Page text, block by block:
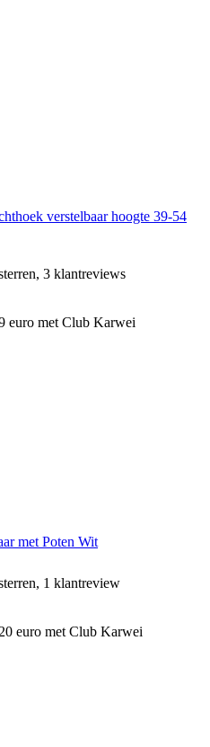
verstelbaar hoogte 39-54
3 klantreviews
euro met Club Karwei
met Poten Wit
1 klantreview
euro met Club Karwei